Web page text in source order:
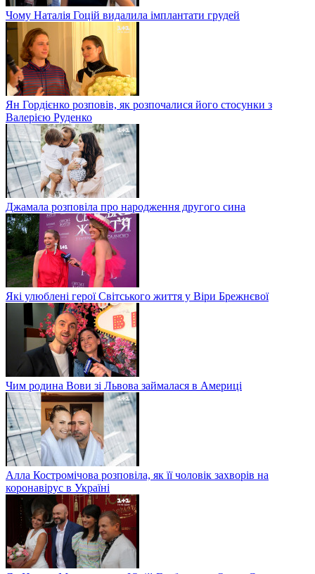
Чому Наталія Гоцій видалила імплантати грудей
Ян Гордієнко розповів, як розпочалися його стосунки з
Валерією Руденко
Джамала розповіла про народження другого сина
Які улюблені герої Світського життя у Віри Брежнєвої
Чим родина Вови зі Львова займалася в Америці
Алла Костромічова розповіла, як її чоловік захворів на
коронавірус в Україні